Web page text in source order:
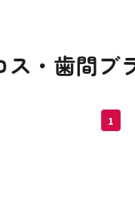
ス・歯間ブ
1